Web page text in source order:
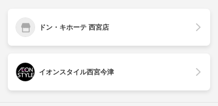
ドン・キホーテ 西宮店
イオンスタイル西宮今津